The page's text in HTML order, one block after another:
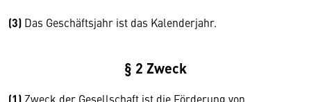
(3) Das Geschäftsjahr ist das Kalenderjahr.
§ 2 Zweck
Zweck der Gesellschaft ist die Förderung von